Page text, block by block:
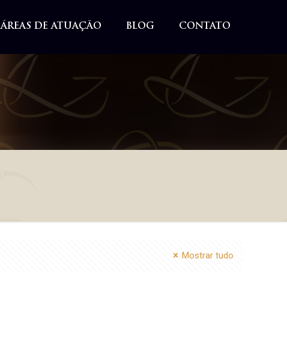
ÁREAS DE ATUAÇÃO BLOG CONTATO
Mostrar tudo